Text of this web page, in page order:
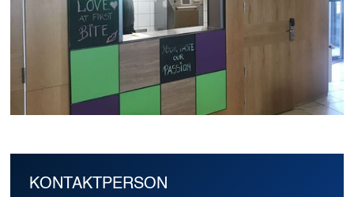
KONTAKTPERSON